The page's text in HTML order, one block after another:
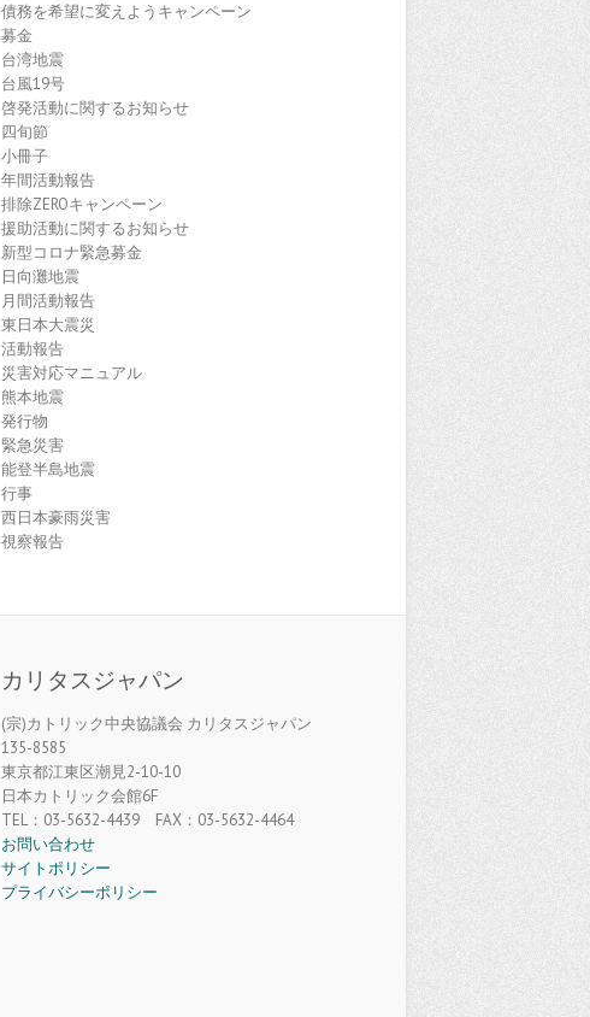
債務を希望に変えようキャンペーン
募金
台湾地震
台風19号
啓発活動に関するお知らせ
四旬節
小冊子
年間活動報告
排除ZEROキャンペーン
援助活動に関するお知らせ
新型コロナ緊急募金
日向灘地震
月間活動報告
東日本大震災
活動報告
災害対応マニュアル
熊本地震
発行物
緊急災害
能登半島地震
行事
西日本豪雨災害
視察報告
カリタスジャパン
(宗)カトリック中央協議会 カリタスジャパン
135-8585
東京都江東区潮見2-10-10
日本カトリック会館6F
TEL：03-5632-4439 FAX：03-5632-4464
お問い合わせ
サイトポリシー
プライバシーポリシー